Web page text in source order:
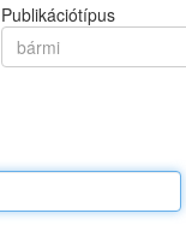
Publikációtípus
bármi